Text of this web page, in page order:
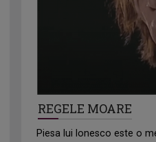
REGELE MOARE
Piesa lui Ionesco este o